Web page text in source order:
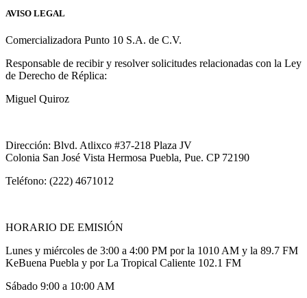
AVISO LEGAL
Comercializadora Punto 10 S.A. de C.V.
Responsable de recibir y resolver solicitudes relacionadas con la Ley
de Derecho de Réplica:
Miguel Quiroz
Dirección: Blvd. Atlixco #37-218 Plaza JV
Colonia San José Vista Hermosa Puebla, Pue. CP 72190
Teléfono: (222) 4671012
HORARIO DE EMISIÓN
Lunes y miércoles de 3:00 a 4:00 PM por la 1010 AM y la 89.7 FM
KeBuena Puebla y por La Tropical Caliente 102.1 FM
Sábado 9:00 a 10:00 AM